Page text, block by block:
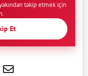
takip etmek için
Et